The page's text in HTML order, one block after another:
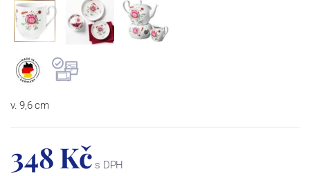
v. 9,6 cm
348 Kč s DPH